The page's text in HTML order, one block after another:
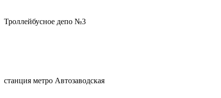
Троллейбусное депо №3
станция метро Автозаводская